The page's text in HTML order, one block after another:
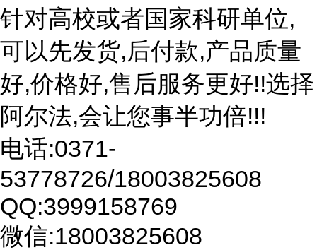
针对高校或者国家科研单位,
可以先发货,后付款,产品质量
好,价格好,售后服务更好!!选择
阿尔法,会让您事半功倍!!!
电话:0371-
53778726/18003825608
QQ:3999158769
微信:18003825608